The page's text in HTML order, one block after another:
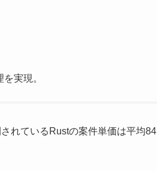
実現。
されているRustの案件単価は平均84